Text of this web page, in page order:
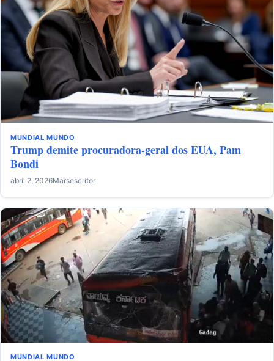
MUNDIAL MUNDO
Trump demite procuradora-geral dos EUA, Pam
Bondi
abril 2, 2026Marsescritor
MUNDIAL MUNDO